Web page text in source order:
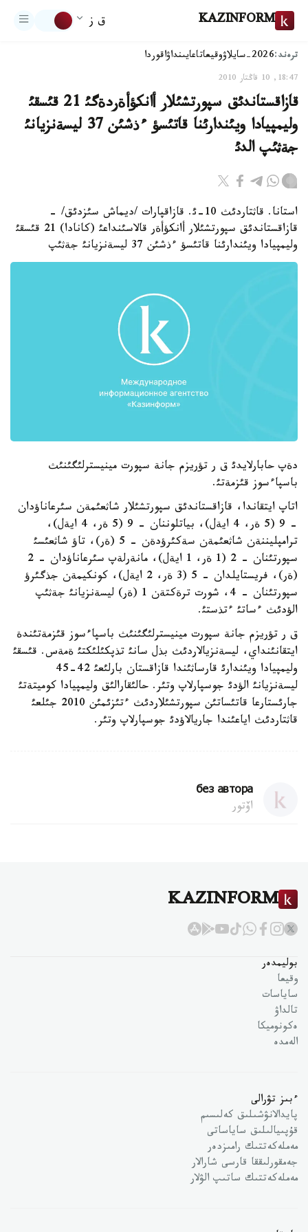
KAZINFORM ق ز
ترەند:2026-سايلاۋ وقيعاتاعايىنداۋاقوردا
18:47, 10 قاڭتار 2010
قازاقستاندئق سپورتشئلار أانكؤأةردةگئ 21 قئسقئ
وليمپيادا ويئندارئنا قاتئسؤ ءذشئن 37 ليسةنزيانئ
جةثئپ الدئ
استانا. قاثتاردئث 10-ئ. قازاقپارات /ديماش سئزدئق/ -
قازاقستاندئق سپورتشئلار أانكؤأةر قالاسئنداعئ (كانادا) 21 قئسقئ
وليمپيادا ويئندارئنا قاتئسؤ ءذشئن 37 ليسةنزيانئ جةثئپ
دةپ حابارلايدئ ق ر تؤريزم جانة سپورت مينيسترلئگئنئث
باسپاءسوز قئزمةتئ.
اتاپ ايتقاندا، قازاقستاندئق سپورتشئلار شاثعئمةن سئرعاناؤدان
- 9 (5 ةر، 4 ايةل)، بياتلوننان - 9 (5 ةر، 4 ايةل)،
ترامپليننةن شاثعئمةن سةكئرؤدةن - 5 (ةر)، تاؤ شاثعئسئ
سپورتئنان - 2 (1 ةر، 1 ايةل)، مانةرلةپ سئرعاناؤدان - 2
(ةر)، فريستايلدان - 5 (3 ةر، 2 ايةل)، كونكيمةن جذگئرؤ
سپورتئنان - 4، شورت ترةكتةن 1 (ةر) ليسةنزيانئ جةثئپ
الؤدئث ءساتئ ءتذستئ.
ق ر تؤريزم جانة سپورت مينيسترلئگئنئث باسپاءسوز قئزمةتئندة
ايتقانئنداي، ليسةنزيالاردئث بذل سانئ تذپكئلئكتئ ةمةس. قئسقئ
وليمپيادا ويئندارئ قارساثئندا قازاقستان بارلئعئ 42-45
ليسةنزيانئ الؤدئ جوسپارلاپ وتئر. حالئقارالئق وليمپيادا كوميتةتئ
جارئستارعا قاتئساتئن سپورتشئلاردئث ءتئزئمئن 2010 جئلعئ
قاثتاردئث اياعئندا جاريالاؤدئ جوسپارلاپ وتئر.
без автора
اۆتور
KAZINFORM
بوليمدەر
وقيعا
ساياسات
تالداۋ
ەكونوميكا
الەمدە
ءبىز تۋرالى
پايدالانۋشىلىق كەلىسىم
قۇپىيالىلىق ساياساتى
مەملەكەتتىك رامىزدەر
جەمقورلىققا قارسى شارالار
مەملەكەتتىك ساتىپ الۋلار